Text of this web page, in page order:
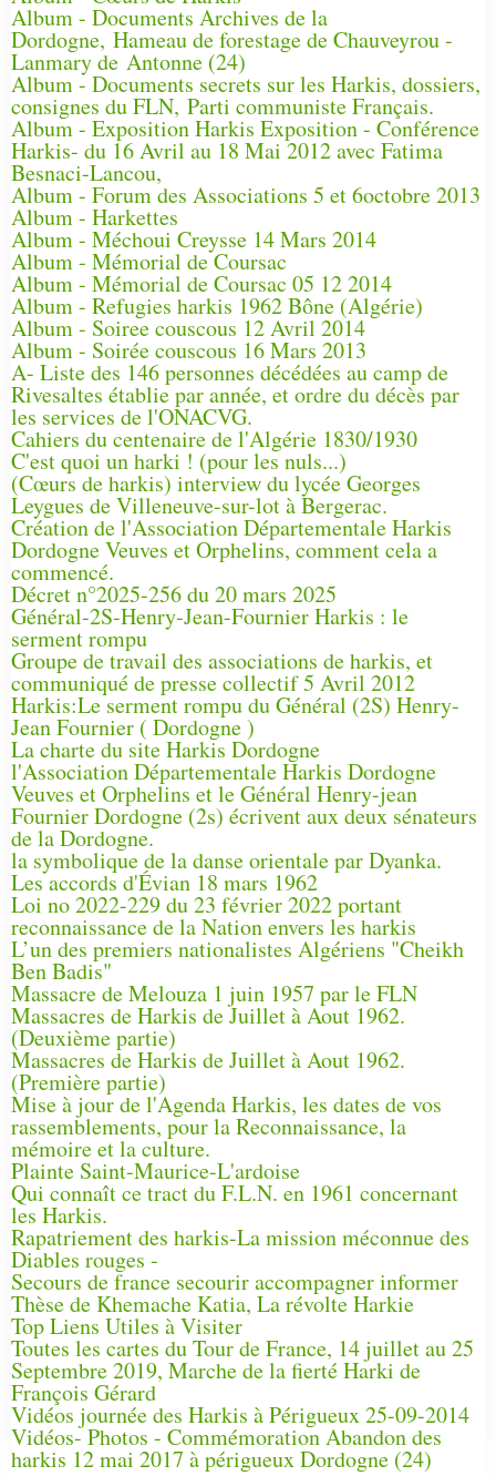
Album - Documents Archives de la
Dordogne, Hameau de forestage de Chauveyrou -
Lanmary de Antonne (24)
Album - Documents secrets sur les Harkis, dossiers,
consignes du FLN, Parti communiste Français.
Album - Exposition Harkis Exposition - Conférence
Harkis- du 16 Avril au 18 Mai 2012 avec Fatima
Besnaci-Lancou,
Album - Forum des Associations 5 et 6octobre 2013
Album - Harkettes
Album - Méchoui Creysse 14 Mars 2014
Album - Mémorial de Coursac
Album - Mémorial de Coursac 05 12 2014
Album - Refugies harkis 1962 Bône (Algérie)
Album - Soiree couscous 12 Avril 2014
Album - Soirée couscous 16 Mars 2013
A- Liste des 146 personnes décédées au camp de
Rivesaltes établie par année, et ordre du décès par
les services de l'ONACVG.
Cahiers du centenaire de l'Algérie 1830/1930
C'est quoi un harki ! (pour les nuls...)
(Cœurs de harkis) interview du lycée Georges
Leygues de Villeneuve-sur-lot à Bergerac.
Création de l'Association Départementale Harkis
Dordogne Veuves et Orphelins, comment cela a
commencé.
Décret n°2025-256 du 20 mars 2025
Général-2S-Henry-Jean-Fournier Harkis : le
serment rompu
Groupe de travail des associations de harkis, et
communiqué de presse collectif 5 Avril 2012
Harkis:Le serment rompu du Général (2S) Henry-
Jean Fournier ( Dordogne )
La charte du site Harkis Dordogne
l'Association Départementale Harkis Dordogne
Veuves et Orphelins et le Général Henry-jean
Fournier Dordogne (2s) écrivent aux deux sénateurs
de la Dordogne.
la symbolique de la danse orientale par Dyanka.
Les accords d'Évian 18 mars 1962
Loi no 2022-229 du 23 février 2022 portant
reconnaissance de la Nation envers les harkis
L’un des premiers nationalistes Algériens "Cheikh
Ben Badis"
Massacre de Melouza 1 juin 1957 par le FLN
Massacres de Harkis de Juillet à Aout 1962.
(Deuxième partie)
Massacres de Harkis de Juillet à Aout 1962.
(Première partie)
Mise à jour de l'Agenda Harkis, les dates de vos
rassemblements, pour la Reconnaissance, la
mémoire et la culture.
Plainte Saint-Maurice-L'ardoise
Qui connaît ce tract du F.L.N. en 1961 concernant
les Harkis.
Rapatriement des harkis-La mission méconnue des
Diables rouges -
Secours de france secourir accompagner informer
Thèse de Khemache Katia, La révolte Harkie
Top Liens Utiles à Visiter
Toutes les cartes du Tour de France, 14 juillet au 25
Septembre 2019, Marche de la fierté Harki de
François Gérard
Vidéos journée des Harkis à Périgueux 25-09-2014
Vidéos- Photos - Commémoration Abandon des
harkis 12 mai 2017 à périgueux Dordogne (24)